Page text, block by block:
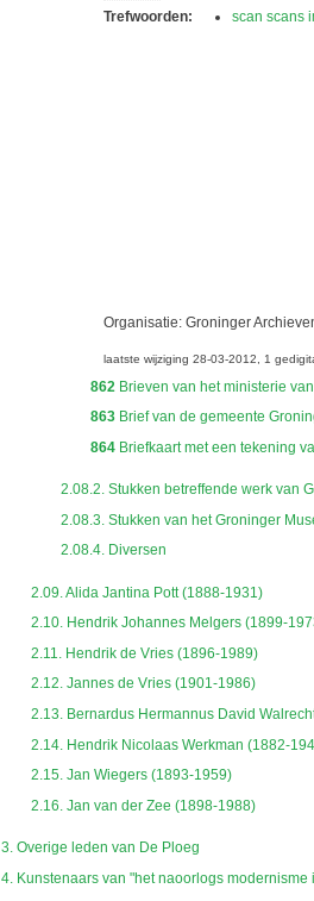
Trefwoorden:
scan scans
Organisatie: Groninger
laatste wijziging 28-03-2012 1
862Brieven van het ministerie
863Brief van de gemeente
864Briefkaart met een tekening
2.08.2.Stukken betreffende werk van
2.08.3.Stukken van het Groninger
2.08.4.Diversen
2.09. Alida Jantina Pott (1888-1931)
2.10.Hendrik Johannes Melgers (1899-
2.11.
Hendrik de Vries (1896-1989)
2.12.Jannes de Vries (1901-1986)
2.13.Bernardus Hermannus David
2.14. Hendrik Nicolaas Werkman (1882-
2.15.Jan Wiegers (1893-1959)
2.16. Jan van der Zee (1898-1988)
3.Overige leden van De Ploeg
4. Kunstenaars van "het naoorlogs modernisme